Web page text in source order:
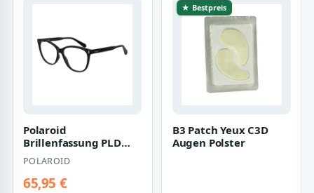
Polaroid
Brillenfassung PLD
D463 80715 56
POLAROID
65,95 €
★ Bestpreis
B3 Patch Yeux C3D
Augen Polster